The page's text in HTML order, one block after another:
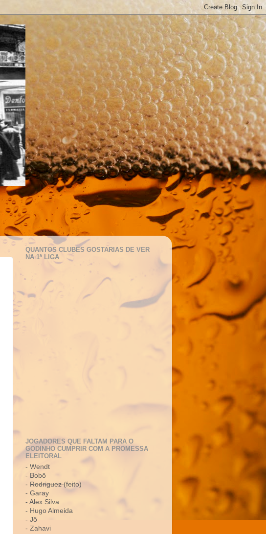
QUANTOS CLUBES GOSTARIAS DE VER
NA 1ª LIGA
JOGADORES QUE FALTAM PARA O
GODINHO CUMPRIR COM A PROMESSA
ELEITORAL
- Wendt
- Bobô
- Rodriguez(feito)
- Garay
- Alex Silva
- Hugo Almeida
- Jô
- Zahavi